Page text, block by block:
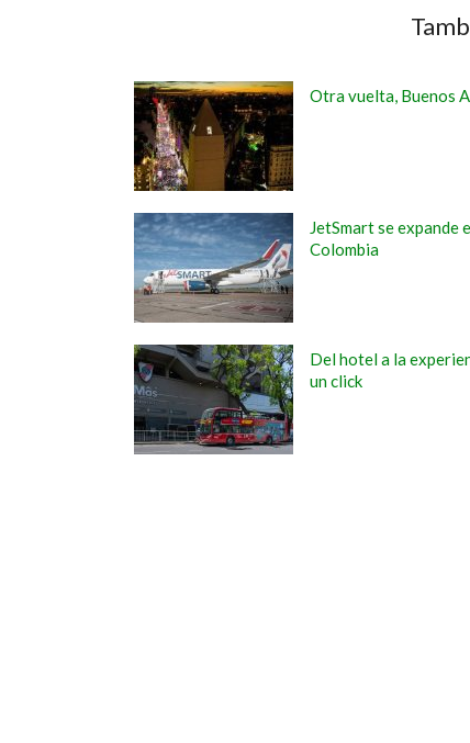
Otra vuelta, Buenos
JetSmart se expande
Colombia
Del hotel a la
un click